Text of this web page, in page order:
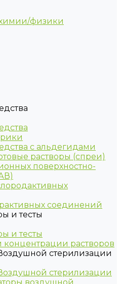
физики
с альдегидами
растворы (спреи)
поверхностно-
соединений
и тесты
и тесты
растворов
стерилизации
стерилизации